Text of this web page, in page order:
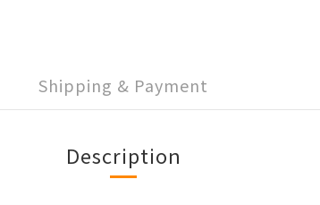
Shipping & Payment
Description